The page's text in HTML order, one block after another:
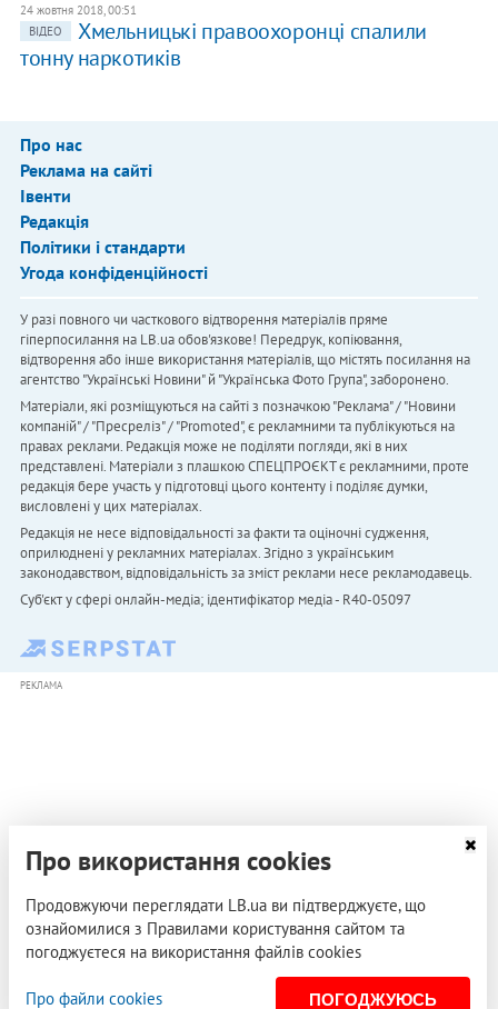
24 жовтня 2018, 00:51
ВІДЕО
Хмельницькі правоохоронці спалили
тонну наркотиків
Про нас
Реклама на сайті
Івенти
Редакція
Політики і стандарти
Угода конфіденційності
У разі повного чи часткового відтворення матеріалів пряме
гіперпосилання на LB.ua обов'язкове! Передрук, копіювання,
відтворення або інше використання матеріалів, що містять посилання на
агентство "Українськi Новини" й "Українська Фото Група", заборонено.
Матеріали, які розміщуються на сайті з позначкою "Реклама" / "Новини
компаній" / "Пресреліз" / "Promoted", є рекламними та публікуються на
правах реклами. Редакція може не поділяти погляди, які в них
представлені. Матеріали з плашкою СПЕЦПРОЄКТ є рекламними, проте
редакція бере участь у підготовці цього контенту і поділяє думки,
висловлені у цих матеріалах.
Редакція не несе відповідальності за факти та оціночні судження,
оприлюднені у рекламних матеріалах. Згідно з українським
законодавством, відповідальність за зміст реклами несе рекламодавець.
Cуб'єкт у сфері онлайн-медіа; ідентифікатор медіа - R40-05097
РЕКЛАМА
Про використання cookies
Продовжуючи переглядати LB.ua ви підтверджуєте, що
ознайомилися з Правилами користування сайтом та
погоджуєтеся на використання файлів cookies
Про файли cookies ПОГОДЖУЮСЬ